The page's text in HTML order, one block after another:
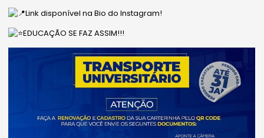
Link disponível na Bio do Instagram!
EDUCAÇÃO SE FAZ ASSIM!!!